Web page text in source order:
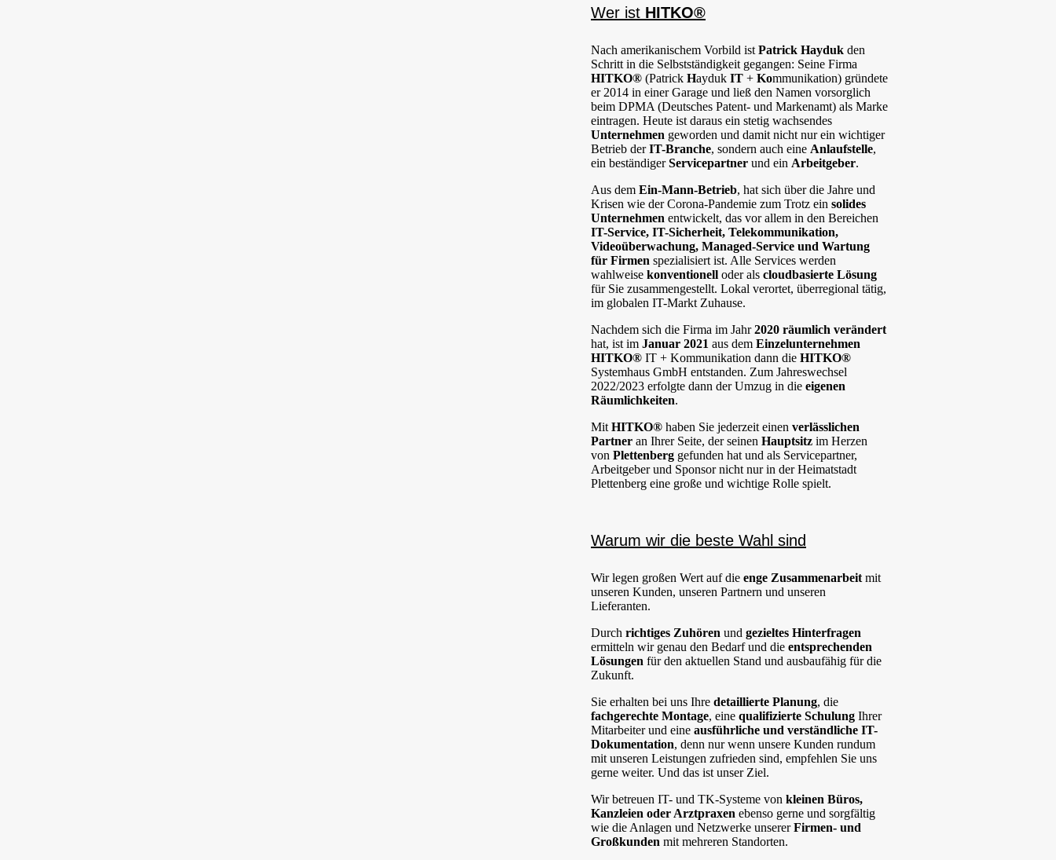
Wer ist HITKO®
Nach amerikanischem Vorbild ist Patrick Hayduk den
Schritt in die Selbstständigkeit gegangen: Seine Firma
HITKO® (Patrick Hayduk IT + Kommunikation) gründete
er 2014 in einer Garage und ließ den Namen vorsorglich
beim DPMA (Deutsches Patent- und Markenamt) als Marke
eintragen. Heute ist daraus ein stetig wachsendes
Unternehmen geworden und damit nicht nur ein wichtiger
Betrieb derIT-Branche, sondern auch eine Anlaufstelle,
ein beständigerServicepartner und ein Arbeitgeber.
Aus dem Ein-Mann-Betrieb, hat sich über die Jahre und
Krisen wie der Corona-Pandemie zum Trotz ein solides
Unternehmen entwickelt, das vor allem in den Bereichen
IT-Service, IT-Sicherheit, Telekommunikation,
Videoüberwachung, Managed-Service und Wartung
für Firmen spezialisiert ist. Alle Services werden
wahlweise konventionell oder als cloudbasierte Lösung
für Sie zusammengestellt. Lokal verortet, überregional tätig,
im globalen IT-Markt Zuhause.
Nachdem sich die Firma im Jahr2020 räumlich verändert
hat, ist im Januar 2021 aus dem Einzelunternehmen
HITKO® IT + Kommunikation dann die HITKO®
Systemhaus GmbH entstanden. Zum Jahreswechsel
2022/2023 erfolgte dann der Umzug in die eigenen
Räumlichkeiten.
Mit HITKO® haben Sie jederzeit einen verlässlichen
Partner an Ihrer Seite, der seinen Hauptsitz im Herzen
von Plettenberg gefunden hat und als Servicepartner,
Arbeitgeber und Sponsor nicht nur in der Heimatstadt
Plettenberg eine große und wichtige Rolle spielt.
Warum wir die beste Wahl sind
Wir legen großen Wert auf die enge Zusammenarbeit mit
unseren Kunden, unseren Partnern und unseren
Lieferanten.
Durch richtiges Zuhören und gezieltes Hinterfragen
ermitteln wir genau den Bedarf und die entsprechenden
Lösungen für den aktuellen Stand und ausbaufähig für die
Zukunft.
Sie erhalten bei uns Ihre detaillierte Planung, die
fachgerechte Montage, eine qualifizierte Schulung Ihrer
Mitarbeiter und eine ausführliche und verständliche IT-
Dokumentation, denn nur wenn unsere Kunden rundum
mit unseren Leistungen zufrieden sind, empfehlen Sie uns
gerne weiter. Und das ist unser Ziel.
Wir betreuen IT- und TK-Systeme von kleinen Büros,
Kanzleien oder Arztpraxen ebenso gerne und sorgfältig
wie die Anlagen und Netzwerke unsererFirmen- und
Großkunden mit mehreren Standorten.